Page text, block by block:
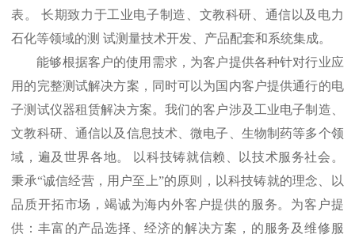
表。
长期致力于工业电子制造、文教科研、通信以及电力
石化等领域的测 试测量技术开发、产品配套和系统集成。
能够根据客户的使用需求，为客户提供各种针对行业应
用的完整测试解决方案，同时可以为国内客户提供通行的电
子测试仪器租赁解决方案。我们的客户涉及工业电子制造、
文教科研、通信以及信息技术、微电子、生物制药等多个领
域，遍及世界各地。
以科技铸就信赖、以技术服务社会。
秉承“诚信经营，用户至上”的原则，以科技铸就的理念、以
品质开拓市场，竭诚为海内外客户提供的服务。为客户提
供：丰富的产品选择、经济的解决方案，的服务及维修服